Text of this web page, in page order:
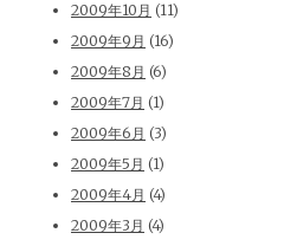
2009年10月 (11)
2009年9月 (16)
2009年8月 (6)
2009年7月 (1)
2009年6月 (3)
2009年5月 (1)
2009年4月 (4)
2009年3月 (4)